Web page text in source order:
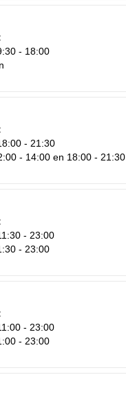
- 18:00
- 21:30
- 14:00 en 18:00 - 21:30
- 23:00
- 23:00
- 23:00
- 23:00